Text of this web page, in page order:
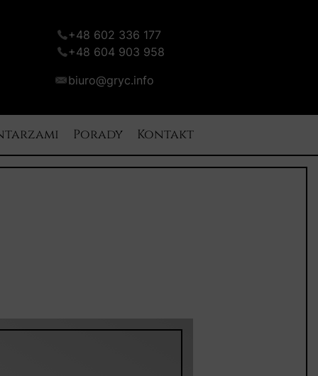
+48 602 336 177
+48 604 903 958
biuro@gryc.info
Porady Kontakt